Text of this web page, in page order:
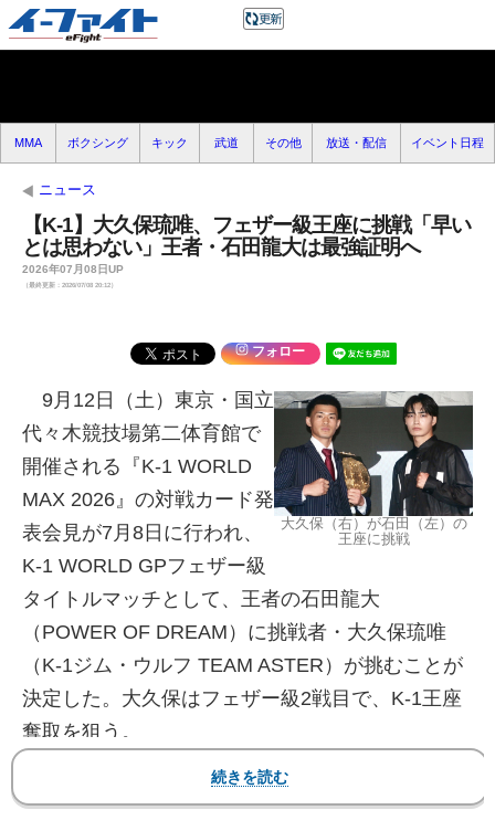
MMA ボクシング キック 武道 その他 放送・配信 イベント日程
ニュース
【K-1】大久保琉唯、フェザー級王座に挑戦「早い
とは思わない」王者・石田龍大は最強証明へ
2026年07月08日UP
（最終更新：2026/07/08 20:12）
フォロー
大久保（右）が石田（左）の
王座に挑戦
9月12日（土）東京・国立
代々木競技場第二体育館で
開催される『K-1 WORLD
MAX 2026』の対戦カード発
表会見が7月8日に行われ、
K-1 WORLD GPフェザー級
タイトルマッチとして、王者の石田龍大
（POWER OF DREAM）に挑戦者・大久保琉唯
（K-1ジム・ウルフ TEAM ASTER）が挑むことが
決定した。大久保はフェザー級2戦目で、K-1王座
奪取を狙う。
大久保は初代Krushフライ級王者で、K-1